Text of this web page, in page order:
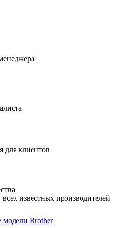
для клиентов
известных производителей
модели Brother